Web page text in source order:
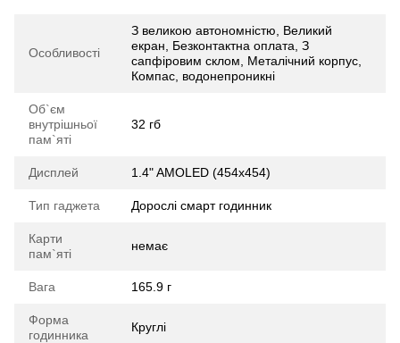
Особливості
З великою автономністю, Великий
екран, Безконтактна оплата, З
сапфіровим склом, Металічний корпус,
Компас, водонепроникні
Об`єм
внутрішньої
пам`яті
32 гб
Дисплей 1.4" AMOLED (454x454)
Тип гаджета Дорослі смарт годинник
Карти
пам`яті
немає
Вага 165.9 г
Форма
годинника
Круглі